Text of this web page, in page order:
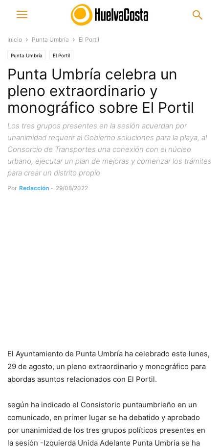
Inicio Punta Umbría El Portil
Punta Umbría El Portil
Punta Umbría celebra un
pleno extraordinario y
monográfico sobre El Portil
Los tres grupos presentes en la sesión acuerdan por
unanimidad requerir al Gobierno soluciones para la playa, al
Consorcio de Transportes una conexión con el núcleo
urbano, ejecutar un plan de mejoras y comenzar los trámites
para crear un distrito propio
Por Redacción - 29/08/2022
El Ayuntamiento de Punta Umbría ha celebrado este lunes,
29 de agosto, un pleno extraordinario y monográfico para
abordas asuntos relacionados con El Portil.
según ha indicado el Consistorio puntaumbrieño en un
comunicado, en primer lugar se ha debatido y aprobado
por unanimidad de los tres grupos políticos presentes en
la sesión -Izquierda Unida Adelante Punta Umbría se ha